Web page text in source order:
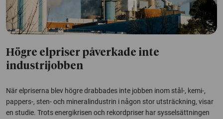
Högre elpriser påverkade inte
industrijobben
När elpriserna blev högre drabbades inte jobben inom stål-, kemi-,
pappers-, sten- och mineralindustrin i någon stor utsträckning, visar
en studie. Trots energikrisen och rekordpriser har sysselsättningen